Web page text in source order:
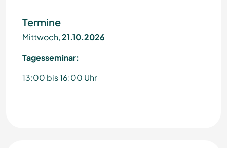
Termine
Mittwoch,21.10.2026
Tagesseminar:
13:00 bis 16:00 Uhr